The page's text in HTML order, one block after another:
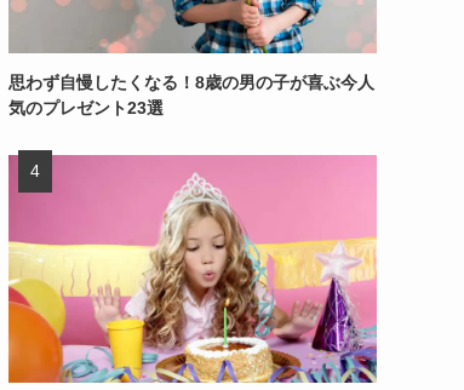
思わず自慢したくなる！8歳の男の子が喜ぶ今人
気のプレゼント23選